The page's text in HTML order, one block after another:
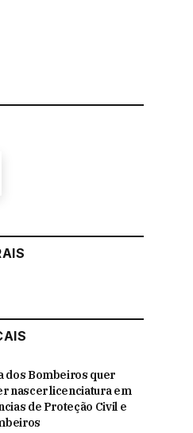
dos Bombeiros quer
nascer licenciatura em
de Proteção Civil e